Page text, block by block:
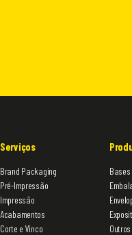
Serviços
Brand Packaging
Pré-Impressão
Impressão
Acabamentos
Corte e Vinco
Bases